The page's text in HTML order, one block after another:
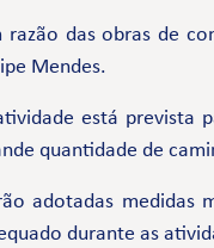
razão das obras de
Mendes.
está prevista
quantidade de
adotadas medidas
durante as